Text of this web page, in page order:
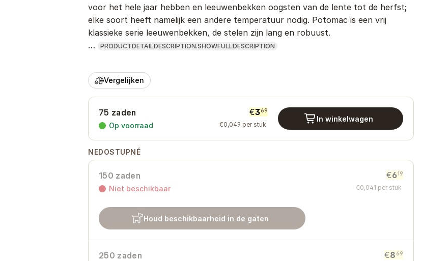
voor het hele jaar hebben en leeuwenbekken oogsten van de lente tot de herfst;
elke soort heeft namelijk een andere temperatuur nodig. Potomac is een vrij
klassieke serie leeuwenbekken, de stelen zijn lang en robuust.
…
PRODUCTDETAILDESCRIPTION.SHOWFULLDESCRIPTION
Vergelijken
75 zaden
Op voorraad
€369
€0,049 per stuk
In winkelwagen
NEDOSTUPNÉ
150 zaden
Niet beschikbaar
€619
€0,041 per stuk
Houd beschikbaarheid in de gaten
250 zaden €8 69